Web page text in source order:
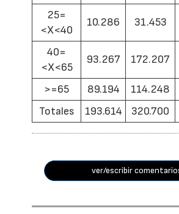
25=
<X<40
10.286 31.453
40=
<X<65
93.267 172.207
>=65 89.194 114.248
Totales
193.614 320.700
ver/escribir